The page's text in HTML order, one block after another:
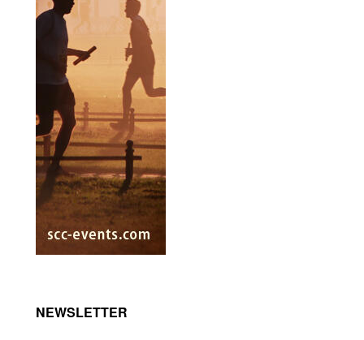
NEWSLETTER